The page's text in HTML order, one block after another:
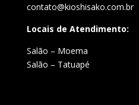
contato@kioshisako.com.br
Locais de Atendimento:
Salão – Moema
Salão – Tatuapé